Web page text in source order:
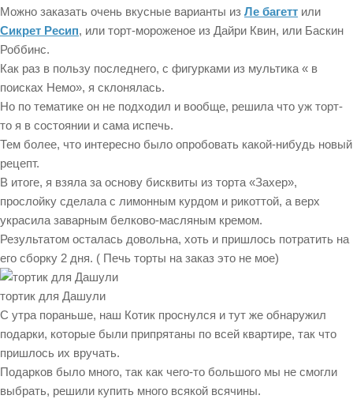
Можно заказать очень вкусные варианты из Ле багетт или
Сикрет Ресип, или торт-мороженое из Дайри Квин, или Баскин
Роббинс.
Как раз в пользу последнего, с фигурками из мультика « в
поисках Немо», я склонялась.
Но по тематике он не подходил и вообще, решила что уж торт-
то я в состоянии и сама испечь.
Тем более, что интересно было опробовать какой-нибудь новый
рецепт.
В итоге, я взяла за основу бисквиты из торта «Захер»,
прослойку сделала с лимонным курдом и рикоттой, а верх
украсила заварным белково-масляным кремом.
Результатом осталась довольна, хоть и пришлось потратить на
его сборку 2 дня. ( Печь торты на заказ это не мое)
тортик для Дашули
С утра пораньше, наш Котик проснулся и тут же обнаружил
подарки, которые были припрятаны по всей квартире, так что
пришлось их вручать.
Подарков было много, так как чего-то большого мы не смогли
выбрать, решили купить много всякой всячины.